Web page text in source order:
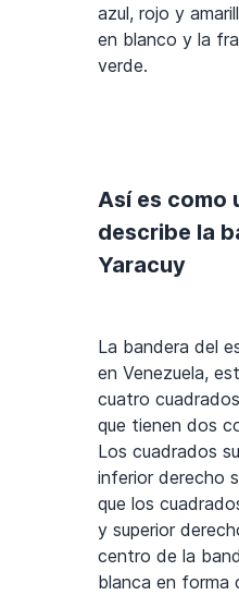
azul, rojo y
en blanco y la
verde.
Así es como
describe la
Yaracuy
La bandera del
en Venezuela,
cuatro
que tienen dos
Los cuadrados
inferior derecho
que los
y superior
centro de la
blanca en forma